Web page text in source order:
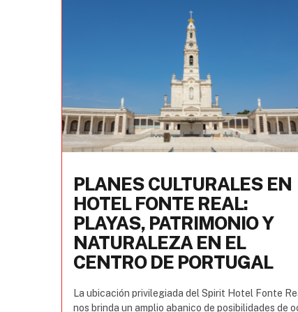
PLANES CULTURALES EN
HOTEL FONTE REAL:
PLAYAS, PATRIMONIO Y
NATURALEZA EN EL
CENTRO DE PORTUGAL
La ubicación privilegiada del Spirit Hotel Fonte
nos brinda un amplio abanico de posibilidades de